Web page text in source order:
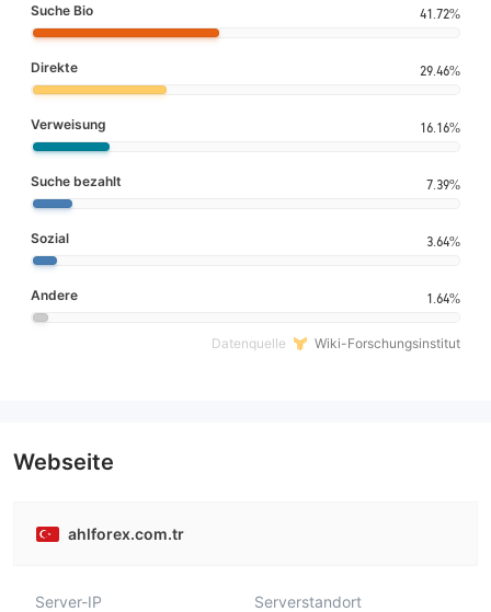
Suche Bio 41.72%
Direkte 29.46%
Verweisung 16.16%
Suche bezahlt 7.39%
Sozial 3.64%
Andere 1.64%
Datenquelle Wiki-Forschungsinstitut
Webseite
ahlforex.com.tr
Server-IP
Serverstandort